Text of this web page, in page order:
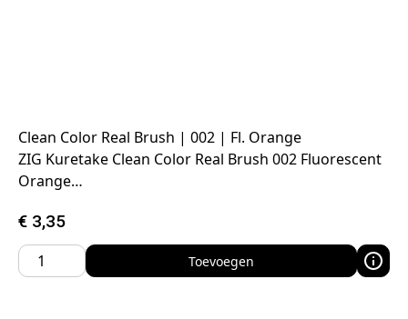
Clean Color Real Brush | 002 | Fl. Orange
ZIG Kuretake Clean Color Real Brush 002 Fluorescent
Orange…
€ 3,35
Toevoegen